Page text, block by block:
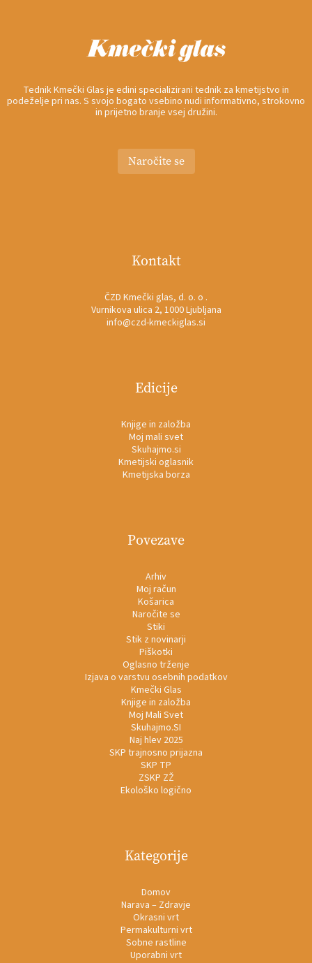
Tednik Kmečki Glas je edini specializirani tednik za kmetijstvo in
podeželje pri nas. S svojo bogato vsebino nudi informativno, strokovno
in prijetno branje vsej družini.
Naročite se
Kontakt
ČZD Kmečki glas, d. o. o .
Vurnikova ulica 2, 1000 Ljubljana
info@czd-kmeckiglas.si
Edicije
Knjige in založba
Moj mali svet
Skuhajmo.si
Kmetijski oglasnik
Kmetijska borza
Povezave
Arhiv
Moj račun
Košarica
Naročite se
Stiki
Stik z novinarji
Piškotki
Oglasno trženje
Izjava o varstvu osebnih podatkov
Kmečki Glas
Knjige in založba
Moj Mali Svet
Skuhajmo.SI
Naj hlev 2025
SKP trajnosno prijazna
SKP TP
ZSKP ZŽ
Ekološko logično
Kategorije
Domov
Narava – Zdravje
Okrasni vrt
Permakulturni vrt
Sobne rastline
Uporabni vrt